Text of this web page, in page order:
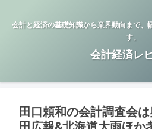
会計と経済の基礎知識から業界動向まで、
す。
会計経済レ
田口頼和の会計調査会